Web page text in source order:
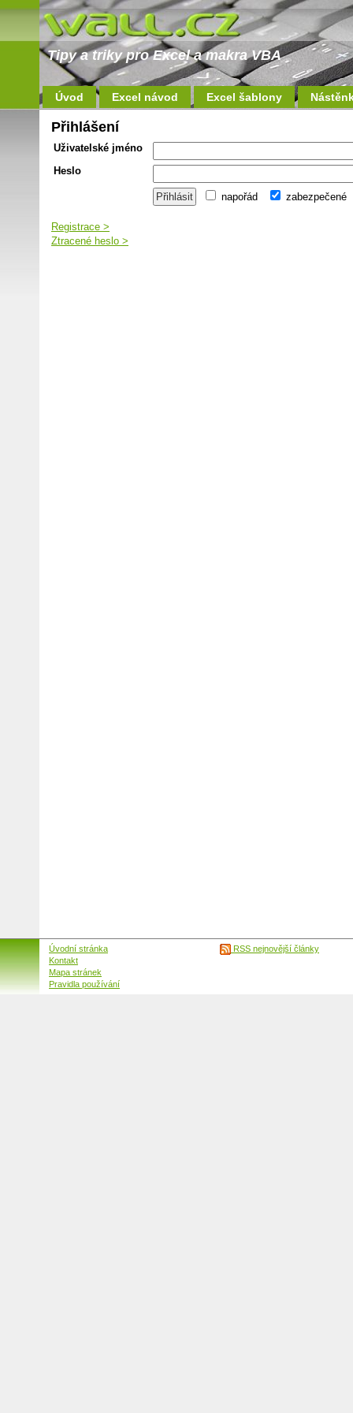
Tipy a triky pro Excel a makra VBA
Úvod Excel návod Excel šablony
Přihlášení
Uživatelské jméno
Heslo
napořád zabezpečené
Registrace >
Ztracené heslo >
Úvodní stránka
Kontakt
Mapa stránek
Pravidla používání
RSS nejnovější články